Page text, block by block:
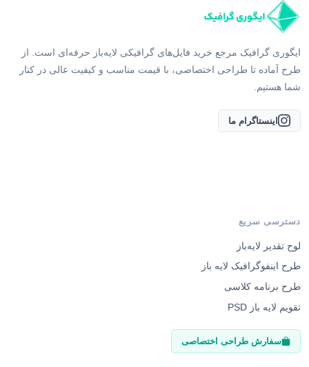
ایگوری گرافیک مرجع خرید فایل‌های گرافیکی لایه‌باز حرفه‌ای است. از
طرح آماده تا طراحی اختصاصی، با قیمت مناسب و کیفیت عالی در کنار
شما هستیم.
اینستاگرام ما
دسترسی سریع
لوح تقدیر لایه‌باز
طرح اینفوگرافیک لایه باز
طرح برنامه کلاسی
تقویم لایه باز PSD
سفارش طراحی اختصاصی